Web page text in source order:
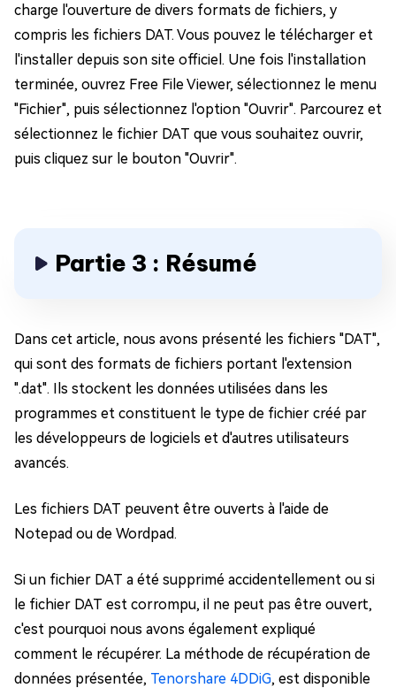
charge l'ouverture de divers formats de fichiers, y
compris les fichiers DAT. Vous pouvez le télécharger et
l'installer depuis son site officiel. Une fois l'installation
terminée, ouvrez Free File Viewer, sélectionnez le menu
"Fichier", puis sélectionnez l'option "Ouvrir". Parcourez et
sélectionnez le fichier DAT que vous souhaitez ouvrir,
puis cliquez sur le bouton "Ouvrir".
Partie 3 : Résumé
Dans cet article, nous avons présenté les fichiers "DAT",
qui sont des formats de fichiers portant l'extension
".dat". Ils stockent les données utilisées dans les
programmes et constituent le type de fichier créé par
les développeurs de logiciels et d'autres utilisateurs
avancés.
Les fichiers DAT peuvent être ouverts à l'aide de
Notepad ou de Wordpad.
Si un fichier DAT a été supprimé accidentellement ou si
le fichier DAT est corrompu, il ne peut pas être ouvert,
c'est pourquoi nous avons également expliqué
comment le récupérer. La méthode de récupération de
données présentée, Tenorshare 4DDiG, est disponible